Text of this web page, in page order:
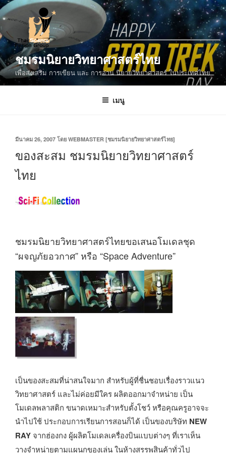
ข้าม
ไป
ยัง
บทความ
ชมรมนิยายวิทยาศาสตร์ไทย
เพื่อส่งเสริม การเขียน และ การอ่าน นิยายวิทยาศาสตร์ ในประเทศไทย
เมนู
เขียน
ที่
มีนาคม 26, 2007 โดย WEBMASTER [ชมรมนิยายวิทยาศาสตร์ไทย]
ของสะสม ชมรมนิยายวิทยาศาสตร์
ไทย
ชมรมนิยายวิทยาศาสตร์ไทยขอเสนอโมเดลชุด
“ผจญภัยอวกาศ” หรือ “Space Adventure”
เป็นของสะสมที่น่าสนใจมาก สำหรับผู้ที่ชื่นชอบเรื่องราวแนว
วิทยาศาสตร์ และไม่ค่อยมีใคร ผลิตออกมาจำหน่าย เป็น
โมเดลพลาสติก ขนาดเหมาะสำหรับตั้งโชว์ หรือคุณครูอาจจะ
นำไปใช้ ประกอบการเรียนการสอนก็ได้ เป็นของบริษัท NEW
RAY จากฮ่องกง ผู้ผลิตโมเดลเครื่องบินแบบต่างๆ ที่เราเห็น
วางจำหน่ายตามแผนกของเล่น ในห้างสรรพสินค้าทั่วไป